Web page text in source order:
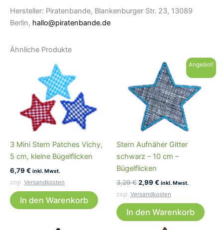
Hersteller: Piratenbande, Blankenburger Str. 23, 13089
Berlin, hallo@piratenbande.de
Ähnliche Produkte
3 Mini Stern Patches Vichy,
5 cm, kleine Bügelflicken
6,79 € inkl. Mwst.
zzgl. Versandkosten
In den Warenkorb
Angebot!
Stern Aufnäher Gitter
schwarz – 10 cm –
Bügelflicken
3,29€Ursprünglicher
Preis
war:
2,99 € Aktueller
ist:
inkl. Mwst.
zzgl. Versandkosten
In den Warenkorb